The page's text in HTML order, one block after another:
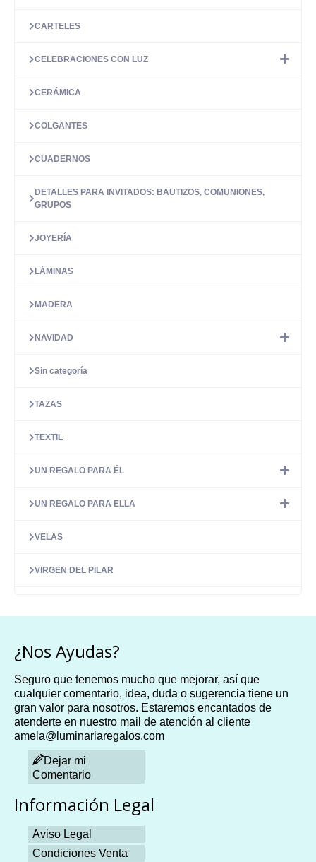
CARTELES
CELEBRACIONES CON LUZ
CERÁMICA
COLGANTES
CUADERNOS
DETALLES PARA INVITADOS: BAUTIZOS, COMUNIONES,
GRUPOS
JOYERÍA
LÁMINAS
MADERA
NAVIDAD
Sin categoría
TAZAS
TEXTIL
UN REGALO PARA ÉL
UN REGALO PARA ELLA
VELAS
VIRGEN DEL PILAR
¿Nos Ayudas?
Seguro que tenemos mucho que mejorar, así que
cualquier comentario, idea, duda o sugerencia tiene un
gran valor para nosotros. Estaremos encantados de
atenderte en nuestro mail de atención al cliente
amela@luminariaregalos.com
Dejar mi
Comentario
Información Legal
Aviso Legal
Condiciones Venta